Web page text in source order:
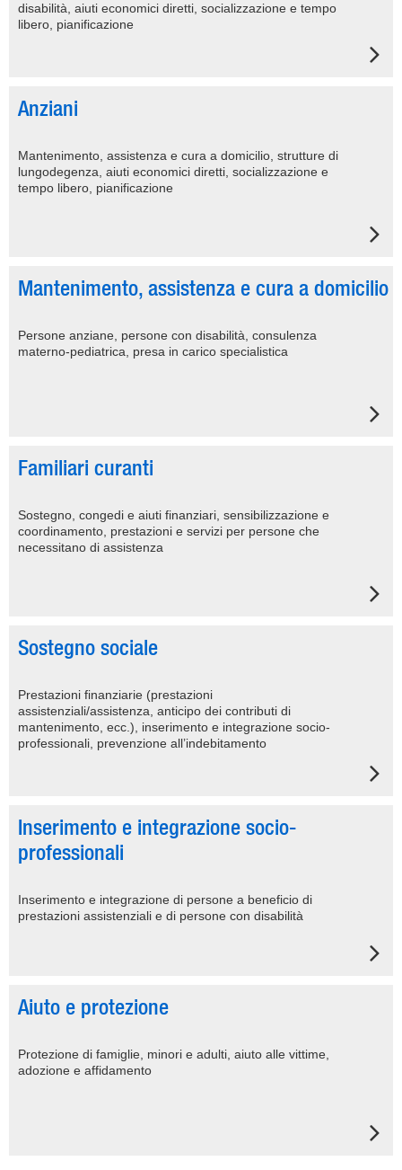
disabilità, aiuti economici diretti, socializzazione e tempo
libero, pianificazione
Anziani
Mantenimento, assistenza e cura a domicilio, strutture di
lungodegenza, aiuti economici diretti, socializzazione e
tempo libero, pianificazione
Mantenimento, assistenza e cura a domicilio
Persone anziane, persone con disabilità, consulenza
materno-pediatrica, presa in carico specialistica
Familiari curanti
Sostegno, congedi e aiuti finanziari, sensibilizzazione e
coordinamento, prestazioni e servizi per persone che
necessitano di assistenza
Sostegno sociale
Prestazioni finanziarie (prestazioni
assistenziali/assistenza, anticipo dei contributi di
mantenimento, ecc.), inserimento e integrazione socio-
professionali, prevenzione all’indebitamento
Inserimento e integrazione socio-
professionali
Inserimento e integrazione di persone a beneficio di
prestazioni assistenziali e di persone con disabilità
Aiuto e protezione
Protezione di famiglie, minori e adulti, aiuto alle vittime,
adozione e affidamento